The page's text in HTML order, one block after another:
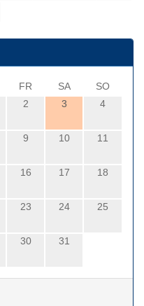
FR SA
SO
2 3 4
9 10 11
16 17 18
23 24 25
30 31